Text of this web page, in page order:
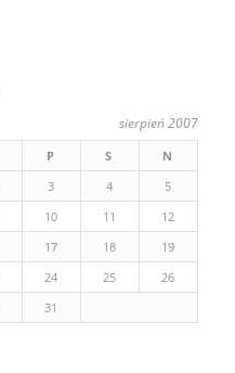
sierpień 2007
P S
N
3 4
5
10 11
12
17 18
19
24 25
26
31